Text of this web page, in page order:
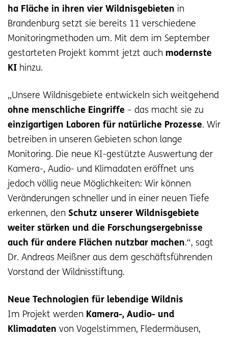
ha Fläche in ihren vier Wildnisgebieten in
Brandenburg setzt sie bereits 11 verschiedene
Monitoringmethoden um. Mit dem im September
gestarteten Projekt kommt jetzt auch modernste
KI hinzu.
„Unsere Wildnisgebiete entwickeln sich weitgehend
ohne menschliche Eingriffe – das macht sie zu
einzigartigen Laboren für natürliche Prozesse. Wir
betreiben in unseren Gebieten schon lange
Monitoring. Die neue KI-gestützte Auswertung der
Kamera-, Audio- und Klimadaten eröffnet uns
jedoch völlig neue Möglichkeiten: Wir können
Veränderungen schneller und in einer neuen Tiefe
erkennen, den Schutz unserer Wildnisgebiete
weiter stärken und die Forschungsergebnisse
auch für andere Flächen nutzbar machen.“, sagt
Dr. Andreas Meißner aus dem geschäftsführenden
Vorstand der Wildnisstiftung.
Neue Technologien für lebendige Wildnis
Im Projekt werden Kamera-, Audio- und
Klimadaten von Vogelstimmen, Fledermäusen,